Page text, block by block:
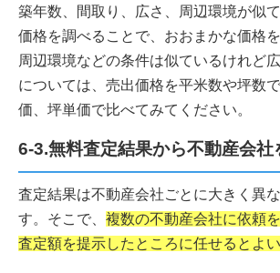
築年数、間取り、広さ、周辺環境が似
価格を調べることで、おおまかな価格
周辺環境などの条件は似ているけれど
については、売出価格を平米数や坪数
価、坪単価で比べてみてください。
6-3.無料査定結果から不動産会社
査定結果は不動産会社ごとに大きく異
す。そこで、 複数の不動産会社に依頼
査定額を提示したところに任せるとよい